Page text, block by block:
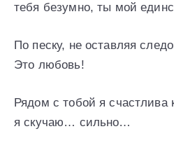
тебя безумно, ты мой
По песку, не оставляя
Это любовь!
Рядом с тобой я счастлива
я скучаю… сильно…